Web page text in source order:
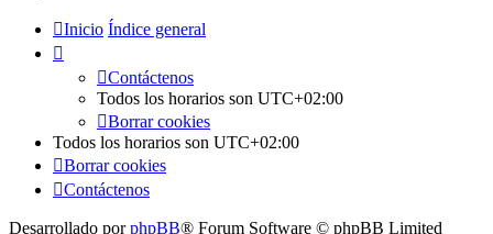
Inicio Índice general
Contáctenos
Todos los horarios son UTC+02:00
Borrar cookies
Todos los horarios son UTC+02:00
Borrar cookies
Contáctenos
Desarrollado porphpBB® Forum Software © phpBB Limited